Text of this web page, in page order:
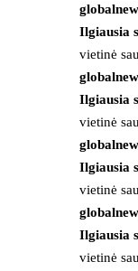
Ilgiausia
vietinė
Ilgiausia
vietinė
Ilgiausia
vietinė
Ilgiausia
vietinė